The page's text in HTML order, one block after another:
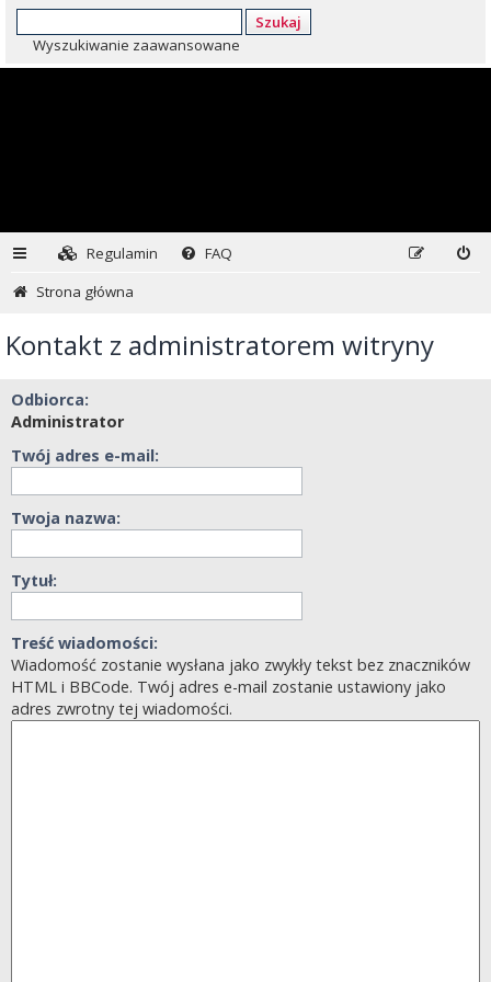
Szukaj
Wyszukiwanie zaawansowane
Regulamin
FAQ
Strona główna
Kontakt z administratorem witryny
Odbiorca:
Administrator
Twój adres e-mail:
Twoja nazwa:
Tytuł:
Treść wiadomości:
Wiadomość zostanie wysłana jako zwykły tekst bez znaczników
HTML i BBCode. Twój adres e-mail zostanie ustawiony jako
adres zwrotny tej wiadomości.